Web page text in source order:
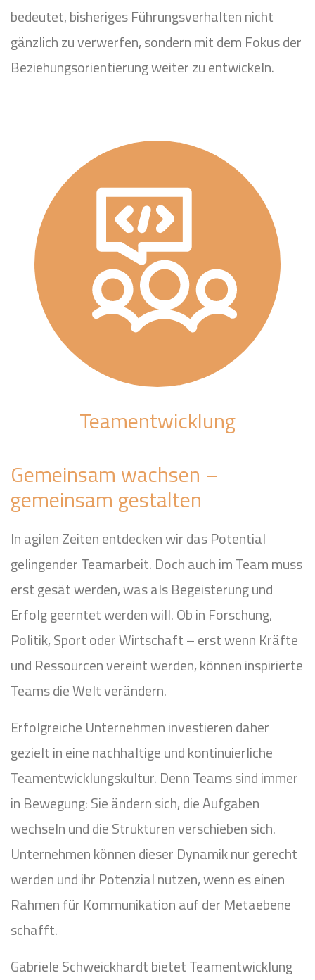
bedeutet, bisheriges Führungsverhalten nicht
gänzlich zu verwerfen, sondern mit dem Fokus der
Beziehungsorientierung weiter zu entwickeln.
Teamentwicklung
Gemeinsam wachsen –
gemeinsam gestalten
In agilen Zeiten entdecken wir das Potential
gelingender Teamarbeit. Doch auch im Team muss
erst gesät werden, was als Begeisterung und
Erfolg geerntet werden will. Ob in Forschung,
Politik, Sport oder Wirtschaft – erst wenn Kräfte
und Ressourcen vereint werden, können inspirierte
Teams die Welt verändern.
Erfolgreiche Unternehmen investieren daher
gezielt in eine nachhaltige und kontinuierliche
Teamentwicklungskultur. Denn Teams sind immer
in Bewegung: Sie ändern sich, die Aufgaben
wechseln und die Strukturen verschieben sich.
Unternehmen können dieser Dynamik nur gerecht
werden und ihr Potenzial nutzen, wenn es einen
Rahmen für Kommunikation auf der Metaebene
schafft.
Gabriele Schweickhardt bietet Teamentwicklung